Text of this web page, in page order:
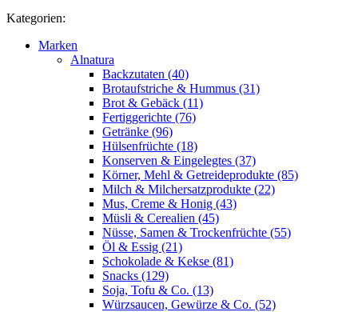
Kategorien:
Marken
Alnatura
Backzutaten (40)
Brotaufstriche & Hummus (31)
Brot & Gebäck (11)
Fertiggerichte (76)
Getränke (96)
Hülsenfrüchte (18)
Konserven & Eingelegtes (37)
Körner, Mehl & Getreideprodukte (85)
Milch & Milchersatzprodukte (22)
Mus, Creme & Honig (43)
Müsli & Cerealien (45)
Nüsse, Samen & Trockenfrüchte (55)
Öl & Essig (21)
Schokolade & Kekse (81)
Snacks (129)
Soja, Tofu & Co. (13)
Würzsaucen, Gewürze & Co. (52)